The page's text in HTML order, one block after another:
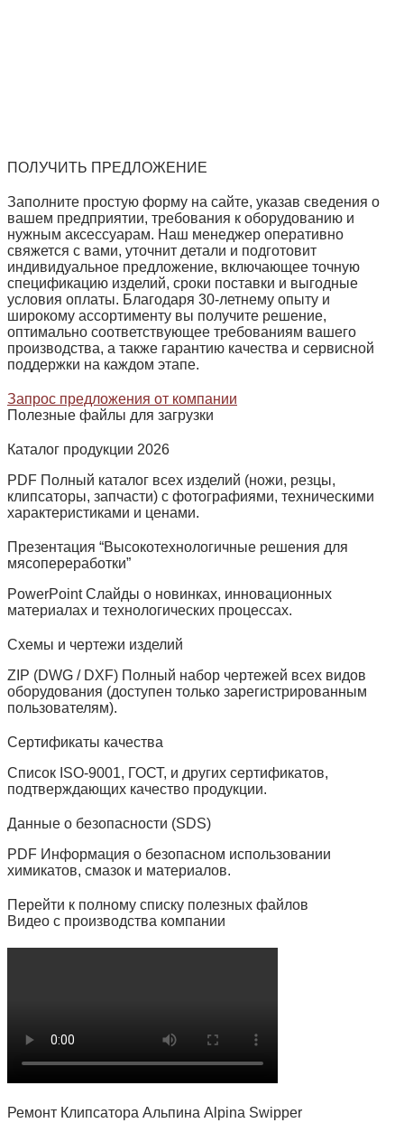
ПОЛУЧИТЬ ПРЕДЛОЖЕНИЕ
Заполните простую форму на сайте, указав сведения о
вашем предприятии, требования к оборудованию и
нужным аксессуарам. Наш менеджер оперативно
свяжется с вами, уточнит детали и подготовит
индивидуальное предложение, включающее точную
спецификацию изделий, сроки поставки и выгодные
условия оплаты. Благодаря 30‑летнему опыту и
широкому ассортименту вы получите решение,
оптимально соответствующее требованиям вашего
производства, а также гарантию качества и сервисной
поддержки на каждом этапе.
Запрос предложения от компании
Полезные файлы для загрузки
Каталог продукции 2026
PDF Полный каталог всех изделий (ножи, резцы,
клипсаторы, запчасти) с фотографиями, техническими
характеристиками и ценами.
Презентация “Высокотехнологичные решения для
мясопереработки”
PowerPoint Слайды о новинках, инновационных
материалах и технологических процессах.
Схемы и чертежи изделий
ZIP (DWG / DXF) Полный набор чертежей всех видов
оборудования (доступен только зарегистрированным
пользователям).
Сертификаты качества
Список ISO‑9001, ГОСТ, и других сертификатов,
подтверждающих качество продукции.
Данные о безопасности (SDS)
PDF Информация о безопасном использовании
химикатов, смазок и материалов.
Перейти к полному списку полезных файлов
Видео с производства компании
Ремонт Клипсатора Альпина Alpina Swipper